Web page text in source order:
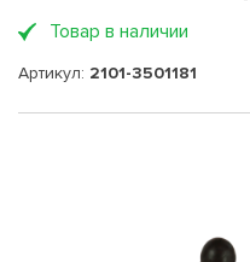
Товар в наличии
Артикул: 2101-3501181